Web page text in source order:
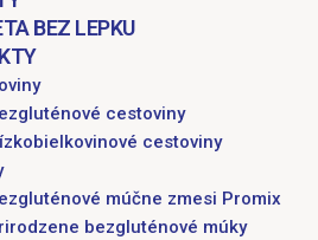
BEZ LEPKU
cestoviny
cestoviny
múčne zmesi Promix
bezgluténové múky